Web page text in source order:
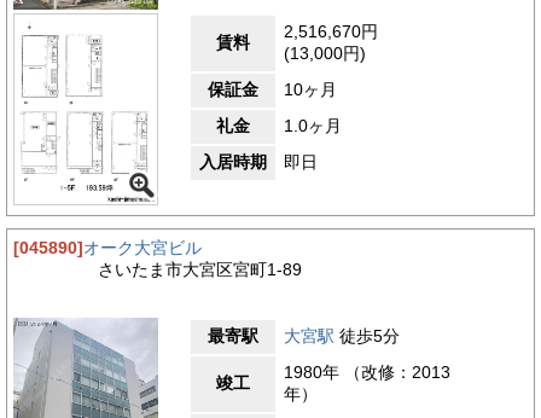
賃料
2,516,670円
(13,000円)
保証金
10ヶ月
礼金
1.0ヶ月
入居時期
即日
[045890]オーク大宮ビル
さいたま市大宮区宮町1-89
最寄駅 大宮駅 徒歩5分
竣工
1980年 （改修：2013
年）